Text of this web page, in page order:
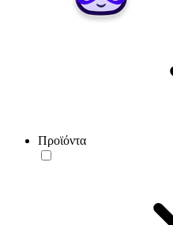
Προϊόντα